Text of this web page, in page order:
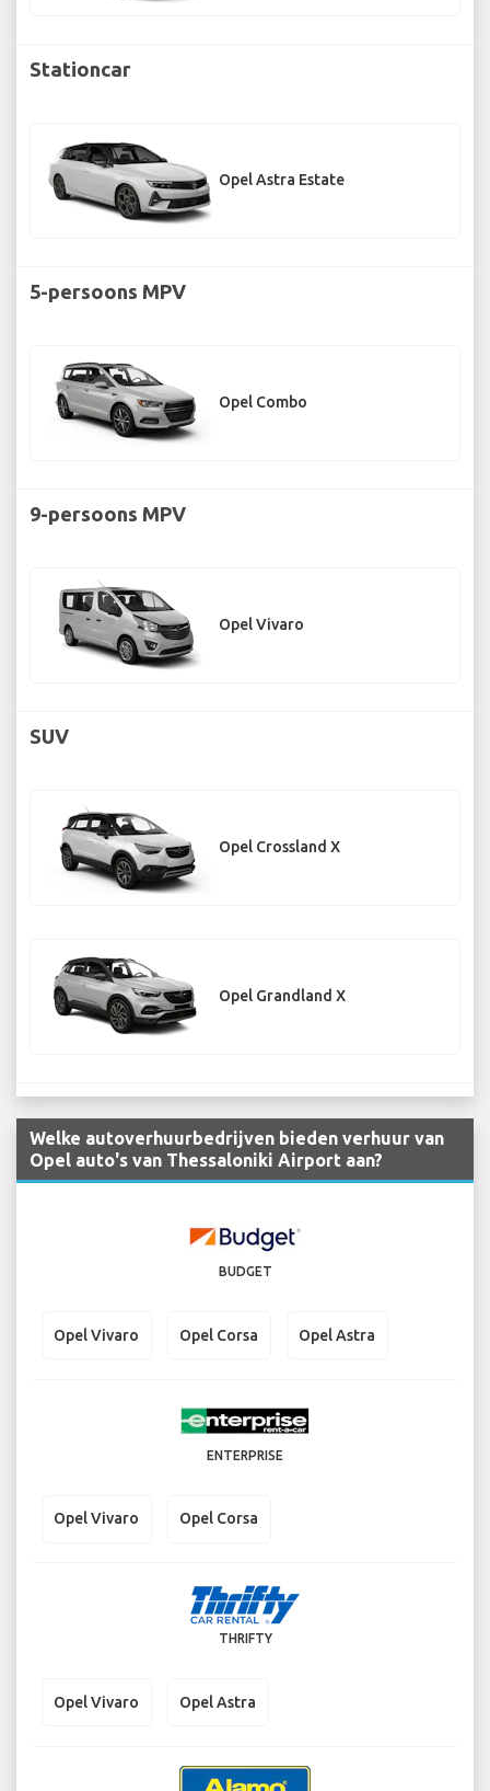
Stationcar
Opel Astra Estate
5-persoons MPV
Opel Combo
9-persoons MPV
Opel Vivaro
SUV
Opel Crossland X
Opel Grandland X
Welke autoverhuurbedrijven bieden verhuur van
Opel auto's van Thessaloniki Airport aan?
BUDGET
Opel Vivaro Opel Corsa Opel Astra
ENTERPRISE
Opel Vivaro Opel Corsa
THRIFTY
Opel Vivaro Opel Astra